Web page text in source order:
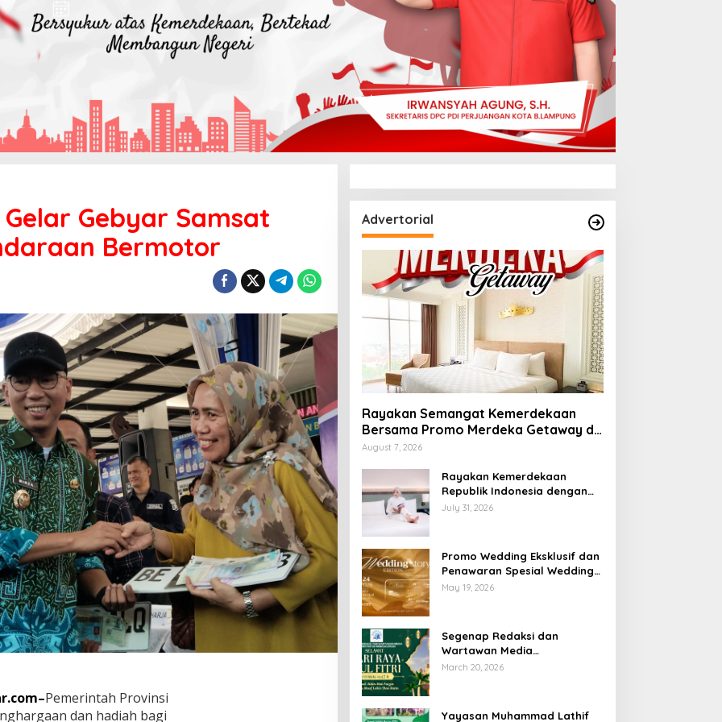
Gebyar Samsat
Bermotor
Pemerintah Provinsi
dan hadiah bagi
Advertorial
Rayakan Semangat Kemerdekaan
Bersama Promo Merdeka Getaway di
Swiss-Belhotel Lampung
August 7, 2026
Rayakan Kemerdekaan
Republik Indonesia dengan
Penawaran Spesial Freedom
July 31, 2026
Promo Wedding Eksklusif dan
Penawaran Spesial Wedding
Story Edition 2026 di Swiss-
May 19, 2026
Segenap Redaksi dan
Wartawan Media
Sumberpintar Mengucapkan
March 20, 2026
Yayasan Muhammad Lathif